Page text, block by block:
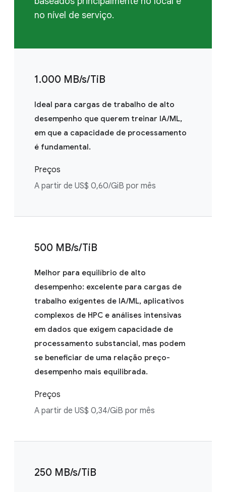
no nível de serviço.
1.000 MB/s/TiB
Ideal para cargas de trabalho de alto
desempenho que querem treinar IA/ML,
em que a capacidade de processamento
é fundamental.
Preços
A partir de US$ 0,60/GiB por mês
500 MB/s/TiB
Melhor para equilíbrio de alto
desempenho: excelente para cargas de
trabalho exigentes de IA/ML, aplicativos
complexos de HPC e análises intensivas
em dados que exigem capacidade de
processamento substancial, mas podem
se beneficiar de uma relação preço-
desempenho mais equilibrada.
Preços
A partir de US$ 0,34/GiB por mês
250 MB/s/TiB